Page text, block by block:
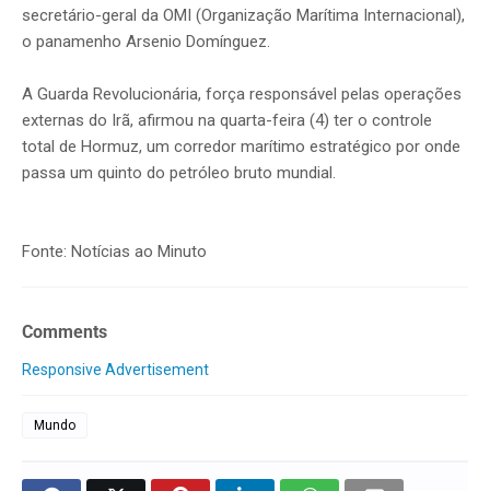
secretário-geral da OMI (Organização Marítima Internacional),
o panamenho Arsenio Domínguez.
A Guarda Revolucionária, força responsável pelas operações
externas do Irã, afirmou na quarta-feira (4) ter o controle
total de Hormuz, um corredor marítimo estratégico por onde
passa um quinto do petróleo bruto mundial.
Fonte: Notícias ao Minuto
Comments
Responsive Advertisement
Mundo